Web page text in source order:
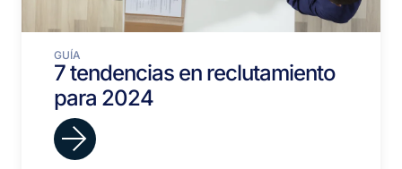
GUÍA
7 tendencias en reclutamiento
para 2024